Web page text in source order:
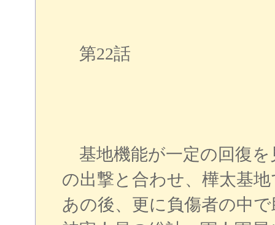
第22話
基地機能が一定の回復を
の出撃と合わせ、樺太基
あの後、更に負傷者の中